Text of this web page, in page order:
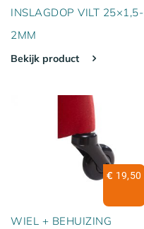
INSLAGDOP VILT 25×1,5-
2MM
Bekijk product
€ 19,50
WIEL + BEHUIZING